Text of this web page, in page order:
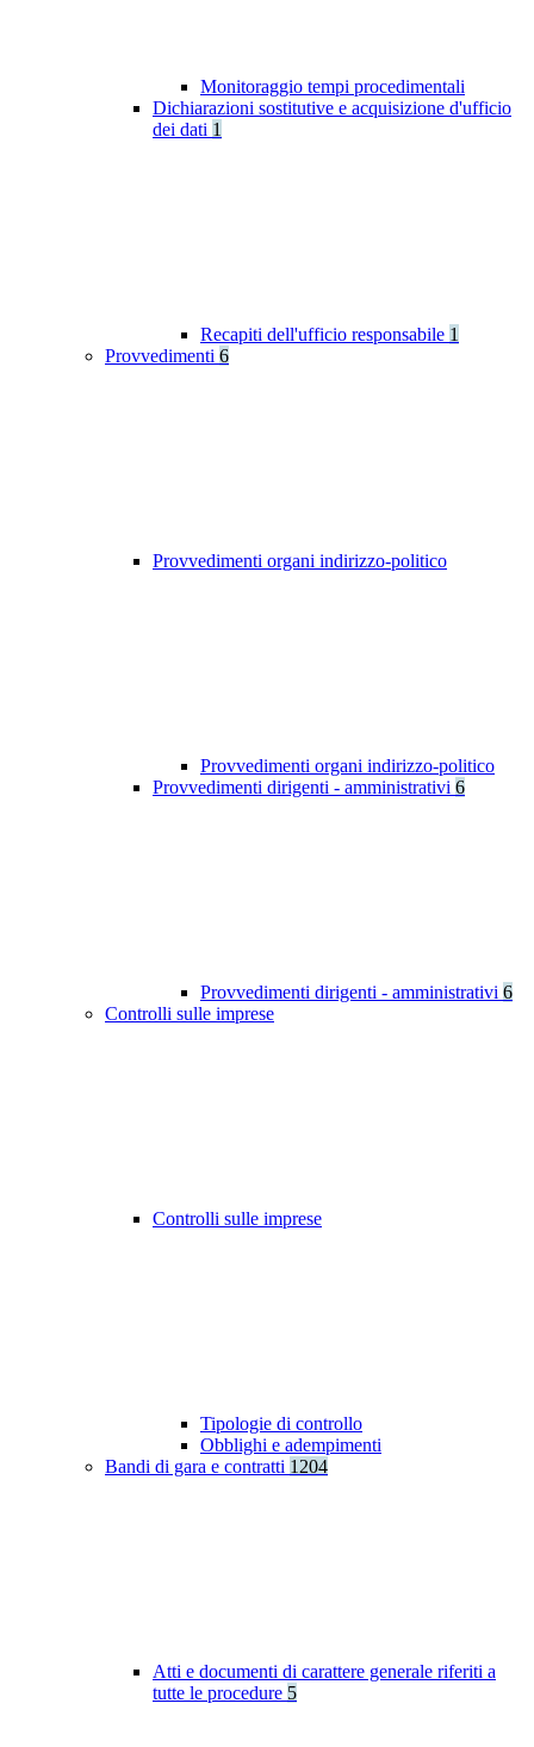
Monitoraggio tempi procedimentali
Dichiarazioni sostitutive e acquisizione d'ufficio
dei dati 1
Recapiti dell'ufficio responsabile 1
Provvedimenti 6
Provvedimenti organi indirizzo-politico
Provvedimenti organi indirizzo-politico
Provvedimenti dirigenti - amministrativi 6
Provvedimenti dirigenti - amministrativi 6
Controlli sulle imprese
Controlli sulle imprese
Tipologie di controllo
Obblighi e adempimenti
Bandi di gara e contratti 1204
Atti e documenti di carattere generale riferiti a
tutte le procedure 5